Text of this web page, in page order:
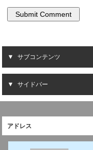
サブコンテンツ
サイドバー
アドレス